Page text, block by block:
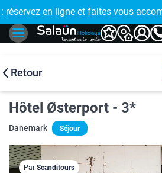
!
: réservez en ligne et faites vous
Retour
Hôtel Østerport - 3*
Danemark Séjour
Par Scanditours